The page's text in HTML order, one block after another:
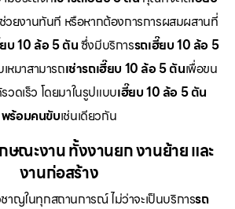
วยงานทันที หรือหากต้องการการผสมผสานที่
บ 10 ล้อ 5 ตันซึ่งมีบริการรถเฮี๊ยบ 10 ล้อ 5
หมาสามารถเช่ารถเฮี๊ยบ 10 ล้อ 5 ตันเพื่อขน
วดเร็ว โดยมาในรูปแบบเฮี๊ยบ 10 ล้อ 5 ตัน
พร้อมคนขับเช่นเดียวกัน
ณะงาน ทั้งงานยก งานย้าย และ
งานก่อสร้าง
ชาญในทุกสถานการณ์ ไม่ว่าจะเป็นบริการรถ